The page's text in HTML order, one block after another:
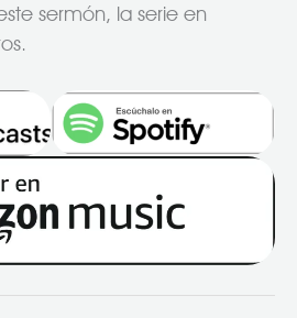
sermón, la serie en